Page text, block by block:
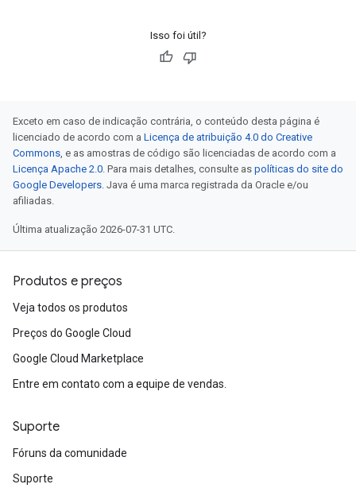
Isso foi útil?
Exceto em caso de indicação contrária, o conteúdo desta página é
licenciado de acordo com a Licença de atribuição 4.0 do Creative
Commons , e as amostras de código são licenciadas de acordo com a
Licença Apache 2.0 . Para mais detalhes, consulte as políticas do site do
Google Developers . Java é uma marca registrada da Oracle e/ou
afiliadas.
Última atualização 2026-07-31 UTC.
Produtos e preços
Veja todos os produtos
Preços do Google Cloud
Google Cloud Marketplace
Entre em contato com a equipe de vendas.
Suporte
Fóruns da comunidade
Suporte